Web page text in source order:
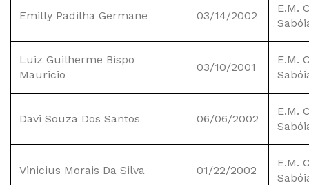
Emilly Padilha Germane 03/14/2002
E.M.
Luiz Guilherme Bispo
Mauricio
03/10/2001
E.M.
Davi Souza Dos Santos 06/06/2002
E.M.
Vinicius Morais Da Silva 01/22/2002
E.M.